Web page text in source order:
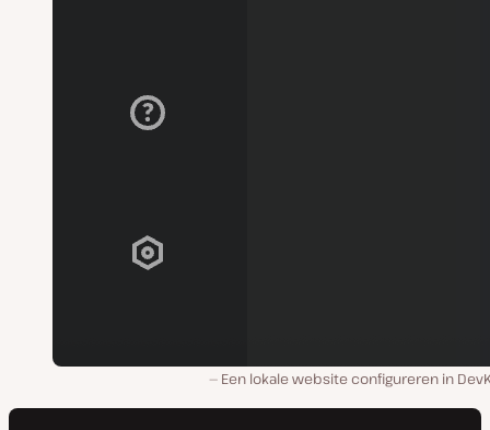
Een lokale website configureren in